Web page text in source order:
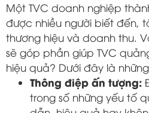
Một TVC doanh nghiệp
được nhiều người biết đến,
thương hiệu và doanh thu.
sẽ góp phần giúp TVC
hiệu quả? Dưới đây là
Thông điệp ấn tượng:
trong số những yếu tố